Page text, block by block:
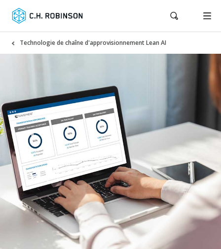
Technologie de chaîne d'approvisionnement Lean AI